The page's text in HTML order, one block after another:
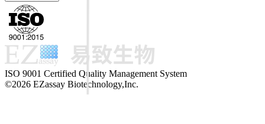
ISO 9001 Certified Quality Management System
©2026 EZassay Biotechnology,Inc.